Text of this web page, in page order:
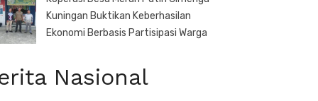
Kuningan Buktikan Keberhasilan
Ekonomi Berbasis Partisipasi Warga
Nasional